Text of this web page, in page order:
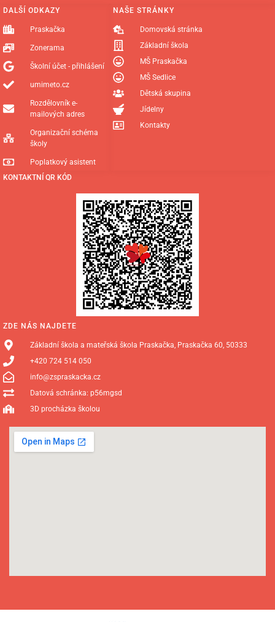
ZDE NÁS NAJDETE
Základní škola a mateřská škola Praskačka, Praskačka 60, 50333
+420 724 514 050
info@zspraskacka.cz
Datová schránka: p56mgsd
3D procházka školou
KONTAKTNÍ QR KÓD
NAŠE STRÁNKY
Domovská stránka
Základní škola
MŠ Praskačka
MŠ Sedlice
Dětská skupina
Jídelny
Kontakty
DALŠÍ ODKAZY
Praskačka
Zonerama
Školní účet - přihlášení
umimeto.cz
Rozdělovník e-
mailových adres
Organizační schéma
školy
Poplatkový asistent